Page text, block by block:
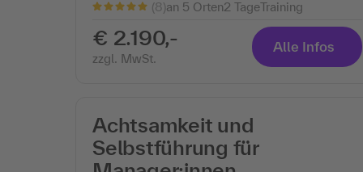
(8)an 5 Orten2 TageTraining
€ 2.190,-
zzgl. MwSt.
Alle Infos
Achtsamkeit und
Selbstführung für